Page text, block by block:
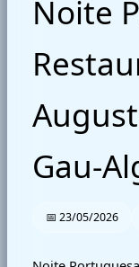
Noite
📅 23/05/2026